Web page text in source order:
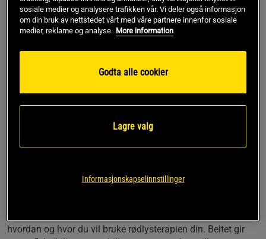
paneler?
The Cobra er spesielt effektiv for smertelindring på
Cobra er utviklet for å kunne påføres direkte på det området
vibrasjonsfunksjon. Dette gir ekstra smertelindring takket
lysbehandlingen ved å stimulere musklene og optimalisere
Panelene tilbyr selvfølgelig også smertelindring for
hvordan og hvor du vil bruke rødlysterapien din. Beltet gir
sosiale medier og analysere trafikken vår. Vi deler også informasjon
om din bruk av nettstedet vårt med våre partnere innenfor sosiale
medier, reklame og analyse. More information
Godta alle cookier
Lagre valg
Informasjonskapselinnstillinger